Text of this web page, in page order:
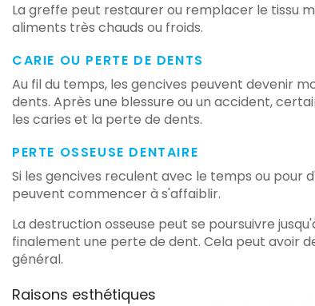
La greffe peut restaurer ou remplacer le tissu
aliments très chauds ou froids.
CARIE OU PERTE DE DENTS
Au fil du temps, les gencives peuvent devenir
dents. Après une blessure ou un accident,
les caries et la perte de dents.
PERTE OSSEUSE DENTAIRE
Si les gencives reculent avec le temps ou pour
peuvent commencer à s'affaiblir.
La destruction osseuse peut se poursuivre
finalement une perte de dent. Cela peut avoir
général.
Raisons esthétiques